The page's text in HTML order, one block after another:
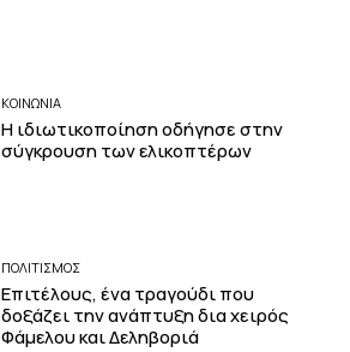
ΚΟΙΝΩΝΙΑ
Η ιδιωτικοποίηση οδήγησε στην
σύγκρουση των ελικοπτέρων
ΠΟΛΙΤΙΣΜΟΣ
Επιτέλους, ένα τραγούδι που
δοξάζει την ανάπτυξη δια χειρός
Φάμελου και Δεληβοριά